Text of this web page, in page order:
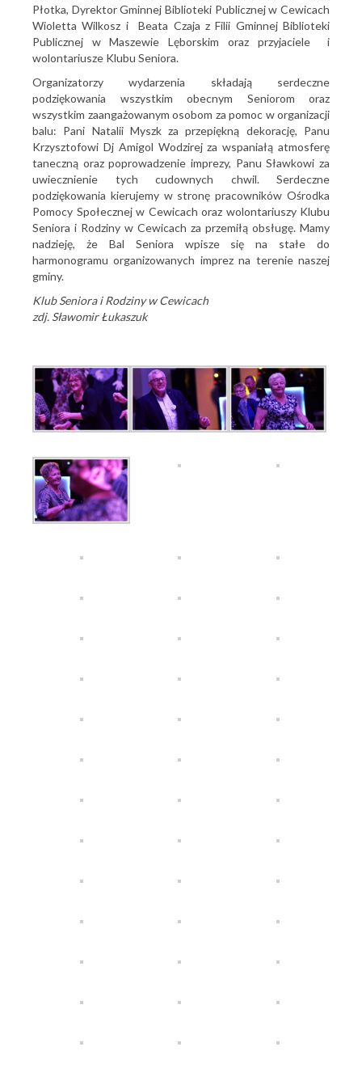
Płotka, Dyrektor Gminnej Biblioteki Publicznej w Cewicach
Wioletta Wilkosz i Beata Czaja z Filii Gminnej Biblioteki
Publicznej w Maszewie Lęborskim oraz przyjaciele i
wolontariusze Klubu Seniora.
Organizatorzy wydarzenia składają serdeczne
podziękowania wszystkim obecnym Seniorom oraz
wszystkim zaangażowanym osobom za pomoc w organizacji
balu: Pani Natalii Myszk za przepiękną dekorację, Panu
Krzysztofowi Dj Amigol Wodzirej za wspaniałą atmosferę
taneczną oraz poprowadzenie imprezy, Panu Sławkowi za
uwiecznienie tych cudownych chwil. Serdeczne
podziękowania kierujemy w stronę pracowników Ośrodka
Pomocy Społecznej w Cewicach oraz wolontariuszy Klubu
Seniora i Rodziny w Cewicach za przemiłą obsługę. Mamy
nadzieję, że Bal Seniora wpisze się na stałe do
harmonogramu organizowanych imprez na terenie naszej
gminy.
Klub Seniora i Rodziny w Cewicach
zdj. Sławomir Łukaszuk